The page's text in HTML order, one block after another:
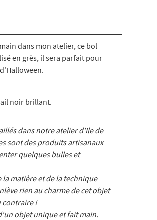
dans mon atelier, ce bol
en grès, il sera parfait pour
noir brillant.
dans notre atelier d'Ile de
sont des produits artisanaux
quelques bulles et
la matière et de la technique
rien au charme de cet objet
contraire !
objet unique et fait main.